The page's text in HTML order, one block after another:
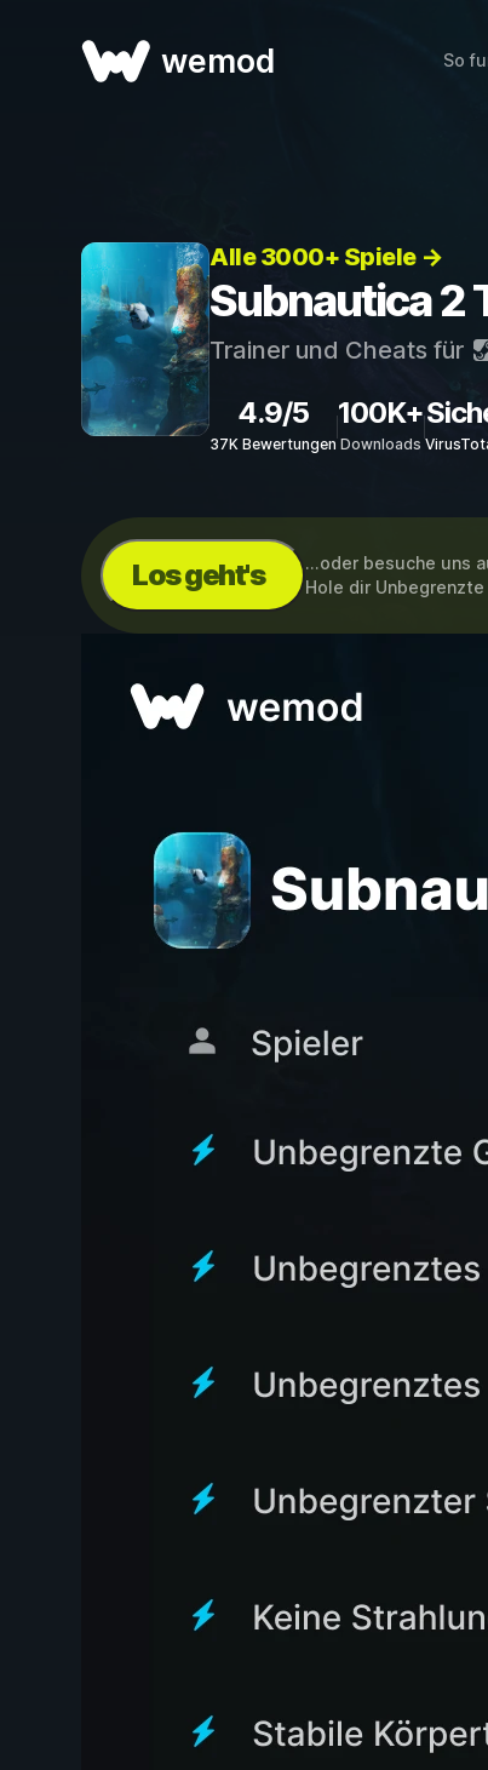
wemod So
Alle 3000+ Spiele →
Subnautica 2
Trainer und Cheats für
4.9/5
37K Bewertungen
100K+
Downloads
Los geht's ...oder besuche uns
Hole dir